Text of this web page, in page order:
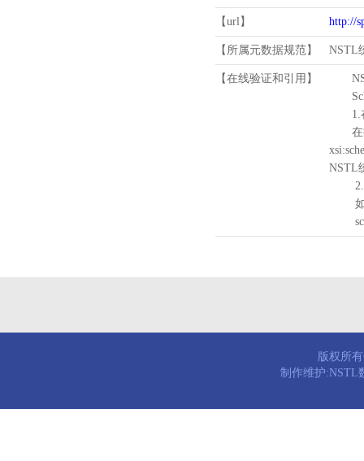
【url】 http://
【所属元数据规范】 NSTL
【在线验证和引用】
1.
在待
NSTL
2.
如需
版权所
制作维护:NSTL